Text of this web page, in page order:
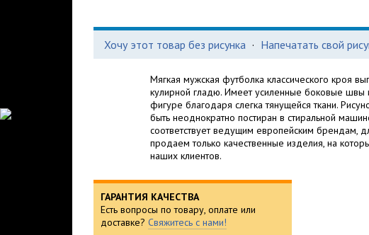
Хочу этот товар без рисунка · Напечатать свой
Мягкая мужская футболка классического кроя
кулирной гладю. Имеет усиленные боковые швы
фигуре благодаря слегка тянущейся ткани.
быть неоднократно постиран в стиральной
соответствует ведущим европейским брендам,
продаем только качественные изделия, на
наших клиентов.
ГАРАНТИЯ КАЧЕСТВА
Есть вопросы по товару, оплате или
доставке? Свяжитесь с нами!